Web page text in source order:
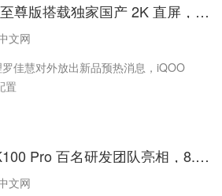
下周正式揭晓！iQOO Neo11 至尊版搭载独家国产 2K 直屏，电池突破 9000mAh
文网
佳慧对外放出新品预热消息，iQOO
置
K90 原班人马打造！REDMI K100 Pro 百名研发团队亮相，8.11 发布
文网